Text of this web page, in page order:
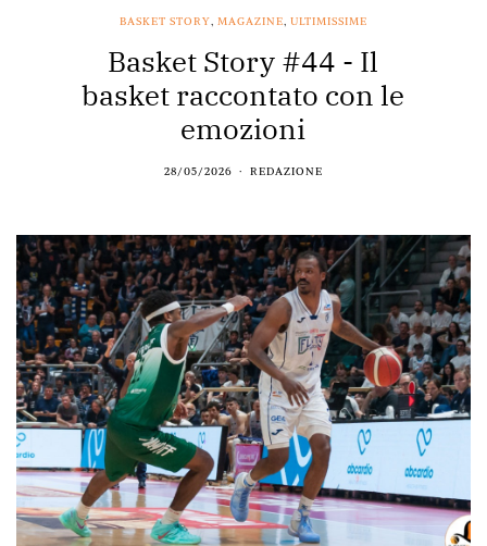
BASKET STORY, MAGAZINE, ULTIMISSIME
Basket Story #44 - Il
basket raccontato con le
emozioni
28/05/2026 REDAZIONE